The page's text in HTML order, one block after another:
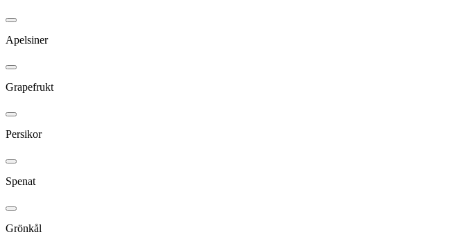
Apelsiner
Grapefrukt
Persikor
Spenat
Grönkål